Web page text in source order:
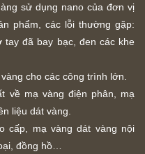
sử dụng nano của đơn vị
phẩm, các lỗi thường gặp:
tay đã bay bạc, đen các khe
cho các công trình lớn.
về mạ vàng điện phân, mạ
liệu dát vàng.
cấp, mạ vàng dát vàng nội
đồng hồ…